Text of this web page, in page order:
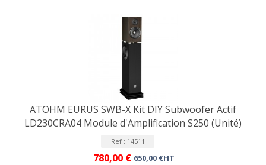
ATOHM EURUS SWB-X Kit DIY Subwoofer Actif
LD230CRA04 Module d'Amplification S250 (Unité)
Ref : 14511
780,00 € 650,00 €HT